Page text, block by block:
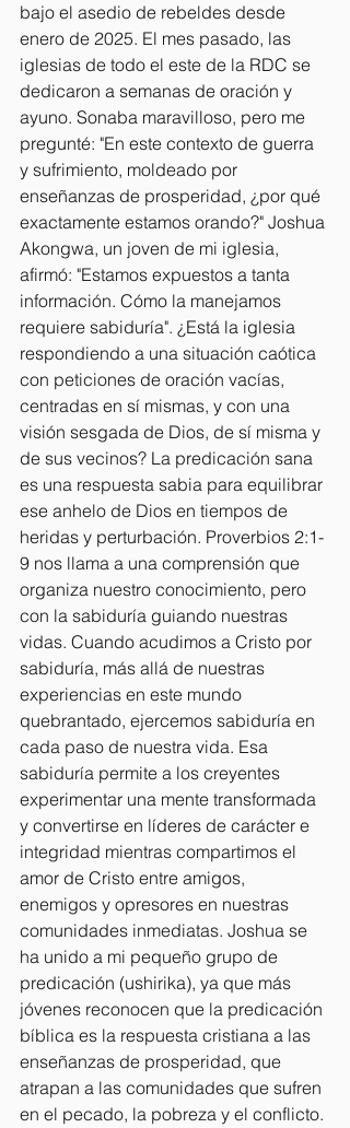
bajo el asedio de rebeldes desde
enero de 2025. El mes pasado, las
iglesias de todo el este de la RDC se
dedicaron a semanas de oración y
ayuno. Sonaba maravilloso, pero me
pregunté: "En este contexto de guerra
y sufrimiento, moldeado por
enseñanzas de prosperidad, ¿por qué
exactamente estamos orando?" Joshua
Akongwa, un joven de mi iglesia,
afirmó: "Estamos expuestos a tanta
información. Cómo la manejamos
requiere sabiduría". ¿Está la iglesia
respondiendo a una situación caótica
con peticiones de oración vacías,
centradas en sí mismas, y con una
visión sesgada de Dios, de sí misma y
de sus vecinos? La predicación sana
es una respuesta sabia para equilibrar
ese anhelo de Dios en tiempos de
heridas y perturbación. Proverbios 2:1-
9 nos llama a una comprensión que
organiza nuestro conocimiento, pero
con la sabiduría guiando nuestras
vidas. Cuando acudimos a Cristo por
sabiduría, más allá de nuestras
experiencias en este mundo
quebrantado, ejercemos sabiduría en
cada paso de nuestra vida. Esa
sabiduría permite a los creyentes
experimentar una mente transformada
y convertirse en líderes de carácter e
integridad mientras compartimos el
amor de Cristo entre amigos,
enemigos y opresores en nuestras
comunidades inmediatas. Joshua se
ha unido a mi pequeño grupo de
predicación (ushirika), ya que más
jóvenes reconocen que la predicación
bíblica es la respuesta cristiana a las
enseñanzas de prosperidad, que
atrapan a las comunidades que sufren
en el pecado, la pobreza y el conflicto.